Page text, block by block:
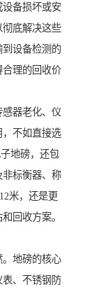
备损坏或安
底解决这些
设备检测的
理的回收价
器老化、仪
不如直接选
地磅，还包
标衡器、称
米，还是更
回收方案。
地磅的核心
、不锈钢防